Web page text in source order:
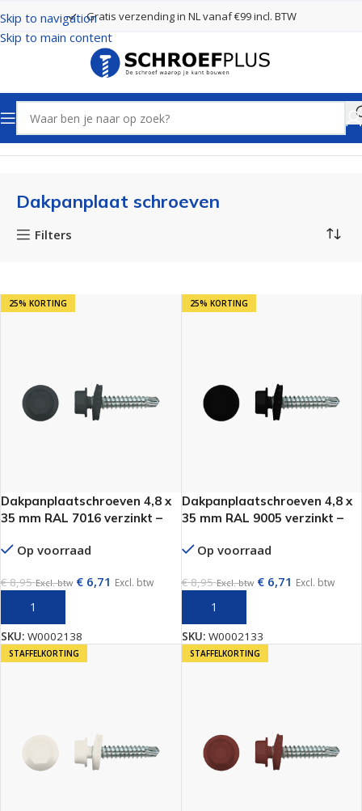
Skip to navigation
Skip to main content
Gratis verzending in NL vanaf €99 incl. BTW
Home Schroeven Dakpanplaat schroeven
Dakpanplaat schroeven
Filters
25% KORTING
Dakpanplaatschroeven 4,8 x
35 mm RAL 7016 verzinkt –
Op voorraad
€8,95 Excl. btw € 6,71 Excl. btw
SKU: W0002138
25% KORTING
Dakpanplaatschroeven 4,8 x
35 mm RAL 9005 verzinkt –
Op voorraad
€8,95 Excl. btw €6,71 Excl. btw
SKU: W0002133
STAFFELKORTING STAFFELKORTING